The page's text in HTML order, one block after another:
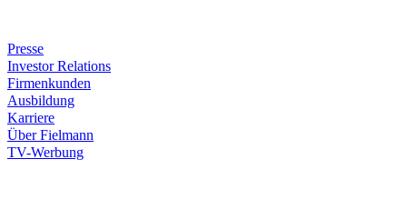
Presse
Investor Relations
Firmenkunden
Ausbildung
Karriere
Über Fielmann
TV-Werbung